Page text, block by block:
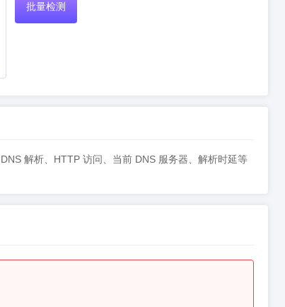
批量检测
解析、HTTP 访问、当前 DNS 服务器、解析时延等